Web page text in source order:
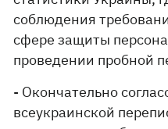
соблюдения
сфере защиты
проведении пробной
- Окончательно
всеукраинской